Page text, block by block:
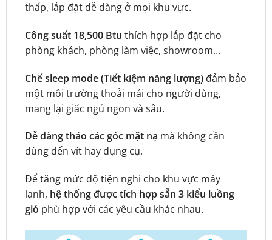
thấp, lắp đặt dễ dàng ở mọi khu vực.
Công suất 18,500 Btu thích hợp lắp đặt cho
phòng khách, phòng làm việc, showroom…
Chế sleep mode (Tiết kiệm năng lượng) đảm bảo
một môi trường thoải mái cho người dùng,
mang lại giấc ngủ ngon và sâu.
Dễ dàng tháo các góc mặt nạ mà không cần
dùng đến vít hay dụng cụ.
Để tăng mức độ tiện nghi cho khu vực máy
lạnh, hệ thống được tích hợp sẵn 3 kiểu luồng
gió phù hợp với các yêu cầu khác nhau.